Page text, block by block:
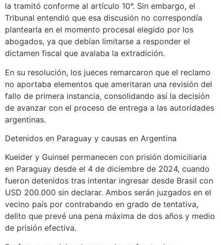
la tramitó conforme al artículo 10°. Sin embargo, el
Tribunal entendió que esa discusión no correspondía
plantearla en el momento procesal elegido por los
abogados, ya que debían limitarse a responder el
dictamen fiscal que avalaba la extradición.
En su resolución, los jueces remarcaron que el reclamo
no aportaba elementos que ameritaran una revisión del
fallo de primera instancia, consolidando así la decisión
de avanzar con el proceso de entrega a las autoridades
argentinas.
Detenidos en Paraguay y causas en Argentina
Kueider y Guinsel permanecen con prisión domiciliaria
en Paraguay desde el 4 de diciembre de 2024, cuando
fueron detenidos tras intentar ingresar desde Brasil con
USD 200.000 sin declarar. Ambos serán juzgados en el
vecino país por contrabando en grado de tentativa,
delito que prevé una pena máxima de dos años y medio
de prisión efectiva.